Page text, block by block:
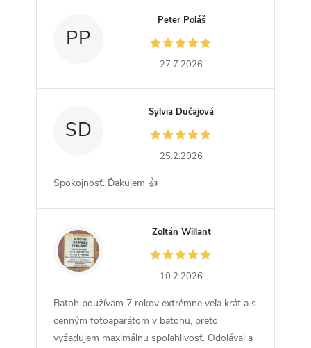
PP
Peter Poláš
27.7.2026
SD
Sylvia Dučajová
25.2.2026
Spokojnosť. Ďakujem 👍
ZW
Zoltán Willant
10.2.2026
Batoh používam 7 rokov extrémne veľa krát a s
cenným fotoaparátom v batohu, preto
vyžadujem maximálnu spoľahlivosť. Odolával a